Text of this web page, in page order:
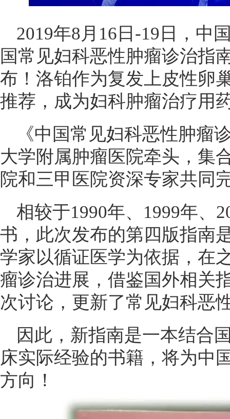
2019年8月16日-19日，中
国常见妇科恶性肿瘤诊治指
布！洛铂作为复发上皮性卵
推荐，成为妇科肿瘤治疗用
《中国常见妇科恶性肿瘤
大学附属肿瘤医院牵头，集
院和三甲医院资深专家共同
相较于1990年、1999年、
书，此次发布的第四版指南
学家以循证医学为依据，在
瘤诊治进展，借鉴国外相关
次讨论，更新了常见妇科恶
因此，新指南是一本结合
床实际经验的书籍，将为中
方向！